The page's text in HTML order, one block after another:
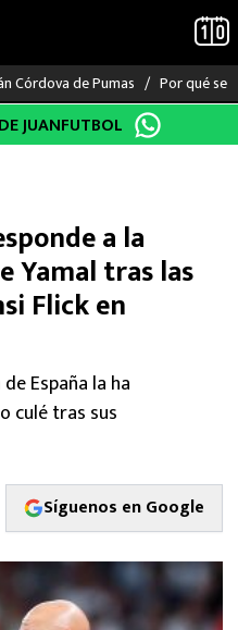
Córdova de Pumas Por qué se
JUANFUTBOL
a la
Yamal tras las
Flick en
España la ha
culé tras sus
Síguenos en Google